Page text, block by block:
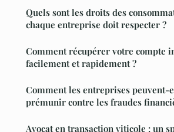
Quels sont les droits des
chaque entreprise doit respecter ?
Comment récupérer votre compte
facilement et rapidement ?
Comment les entreprises peuvent-
prémunir contre les fraudes
Avocat en transaction viticole : un